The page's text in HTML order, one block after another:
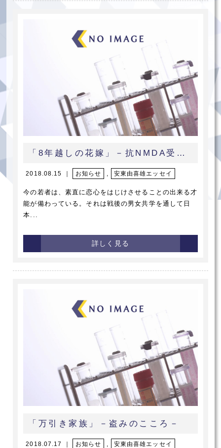
「8年越しの花嫁」－抗NMDA受容体脳炎－
2018.08.15 ｜ お知らせ 安東由喜雄エッセイ
今の若者は、素直に恋心をはじけさせることの出来る才
能が備わっている。それは戦後の男女共学を通して日
本...
詳しく見る
「万引き家族」－盗みのこころ－
2018.07.17 ｜ お知らせ 安東由喜雄エッセイ